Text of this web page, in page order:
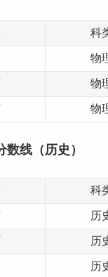
科
物
物
物
线（历史）
科
历
历
历